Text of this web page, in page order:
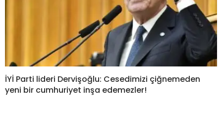
İYİ Parti lideri Dervişoğlu: Cesedimizi çiğnemeden
yeni bir cumhuriyet inşa edemezler!